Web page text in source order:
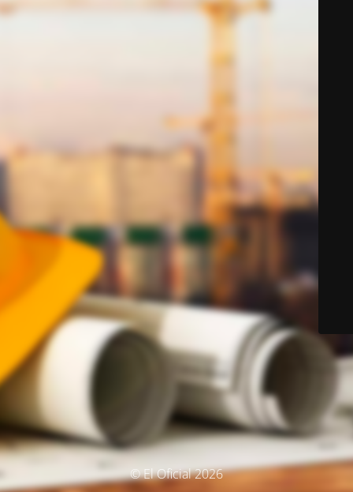
© El Oficial 2026